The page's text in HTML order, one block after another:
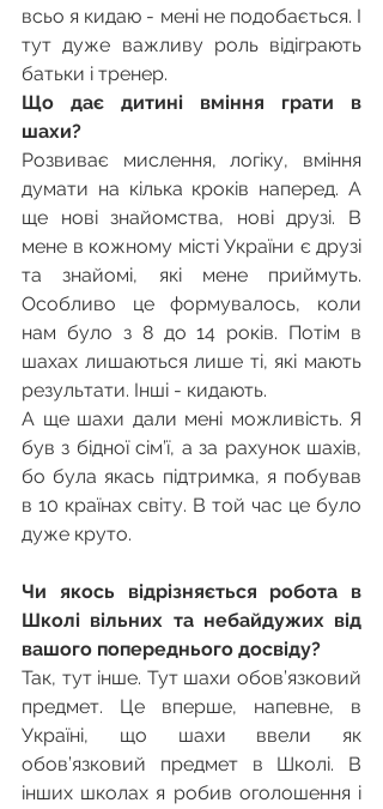
всьо я кидаю - мені не подобається. І
тут дуже важливу роль відіграють
батьки і тренер.
Що дає дитині вміння грати в
шахи?
Розвиває мислення, логіку, вміння
думати на кілька кроків наперед. А
ще нові знайомства, нові друзі. В
мене в кожному місті України є друзі
та знайомі, які мене приймуть.
Особливо це формувалось, коли
нам було з 8 до 14 років. Потім в
шахах лишаються лише ті, які мають
результати. Інші - кидають.
А ще шахи дали мені можливість. Я
був з бідної сім’ї, а за рахунок шахів,
бо була якась підтримка, я побував
в 10 країнах світу. В той час це було
дуже круто.
Чи якось відрізняється робота в
Школі вільних та небайдужих від
вашого попереднього досвіду?
Так, тут інше. Тут шахи обов’язковий
предмет. Це вперше, напевне, в
Україні, що шахи ввели як
обов’язковий предмет в Школі. В
інших школах я робив оголошення і